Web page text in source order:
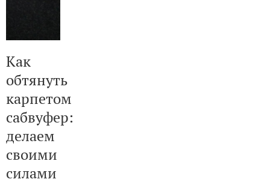
Как
обтянуть
карпетом
сабвуфер:
делаем
своими
силами